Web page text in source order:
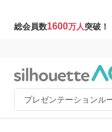
総会員数1600万人突破！